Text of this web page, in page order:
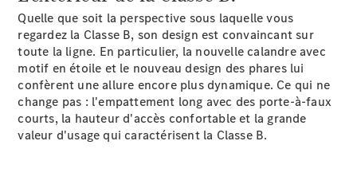
Après-vente
Mercedes-
Benz
Services
d'entretien
Quelle que soit la perspective sous laquelle vous
regardez la Classe B, son design est convaincant sur
toute la ligne. En particulier, la nouvelle calandre avec
motif en étoile et le nouveau design des phares lui
confèrent une allure encore plus dynamique. Ce qui ne
change pas : l'empattement long avec des porte-à-faux
courts, la hauteur d'accès confortable et la grande
valeur d'usage qui caractérisent la Classe B.